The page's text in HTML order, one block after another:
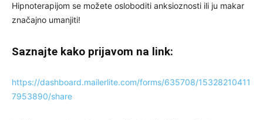
Hipnoterapijom se možete osloboditi anksioznosti ili ju makar
značajno umanjiti!
Saznajte kako prijavom na link:
https://dashboard.mailerlite.com/forms/635708/15328210411
7953890/share